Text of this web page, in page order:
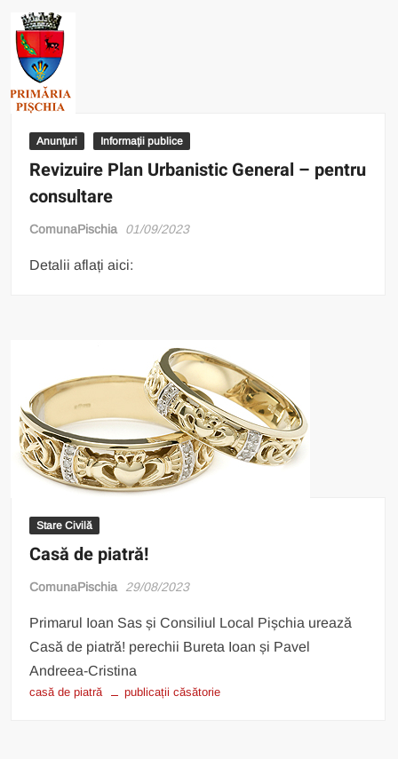
Anunțuri Informații publice
Revizuire Plan Urbanistic General – pentru
consultare
ComunaPischia 01/09/2023
Detalii aflați aici:
Stare Civilă
Casă de piatră!
ComunaPischia 29/08/2023
Primarul Ioan Sas și Consiliul Local Pișchia urează
Casă de piatră! perechii Bureta Ioan și Pavel
Andreea-Cristina
casă de piatră publicații căsătorie